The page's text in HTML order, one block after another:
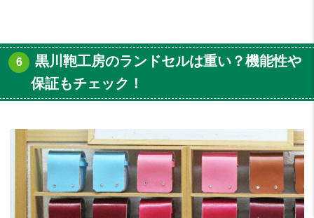
黒川鞄工房のランドセルは重い？機能性や
保証もチェック！